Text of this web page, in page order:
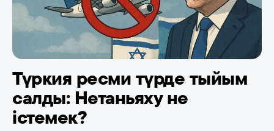
Түркия ресми түрде тыйым
салды: Нетаньяху не
істемек?